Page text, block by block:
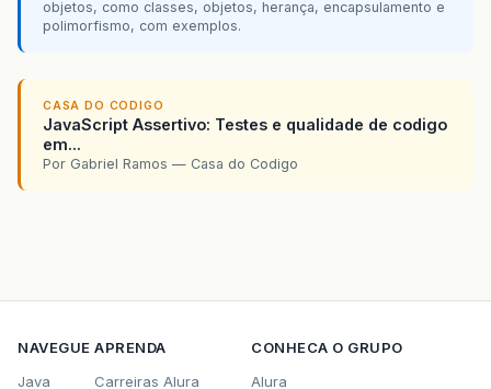
objetos, como classes, objetos, herança, encapsulamento e
polimorfismo, com exemplos.
CASA DO CODIGO
JavaScript Assertivo: Testes e qualidade de codigo
em...
Por Gabriel Ramos — Casa do Codigo
NAVEGUE
Java
APRENDA
Carreiras Alura
CONHECA O GRUPO
Alura